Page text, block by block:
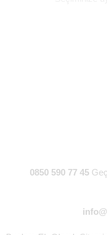
0850 590 77 45